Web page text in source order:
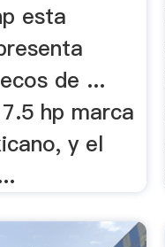
esta
de ...
hp marca
y el